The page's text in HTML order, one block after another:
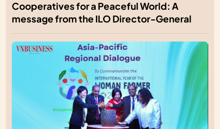
Cooperatives for a Peaceful World: A
message from the ILO Director-General